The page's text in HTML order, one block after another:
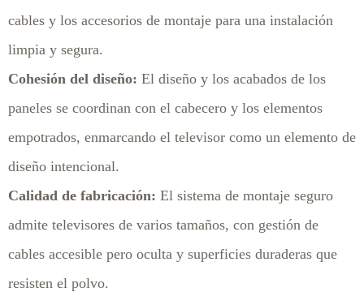
cables y los accesorios de montaje para una instalación
limpia y segura.
Cohesión del diseño: El diseño y los acabados de los
paneles se coordinan con el cabecero y los elementos
empotrados, enmarcando el televisor como un elemento de
diseño intencional.
Calidad de fabricación: El sistema de montaje seguro
admite televisores de varios tamaños, con gestión de
cables accesible pero oculta y superficies duraderas que
resisten el polvo.